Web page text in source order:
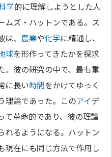
学的に理解しようとした人
ムズ・ハットンである。ス
、 農業や化学に精通し、
球を形作ってきたかを探求
。彼の研究の中で、最も重
に長い時間をかけてゆっく
理論であった。このアイデ
て革命的であり、彼の理論
れるようになる。ハットン
現在にも同じ方法で作用し